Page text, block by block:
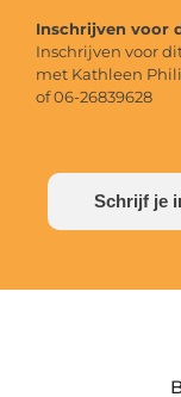
Inschrijven voor
Inschrijven voor
met Kathleen
of 06-26839628
Schrijf je